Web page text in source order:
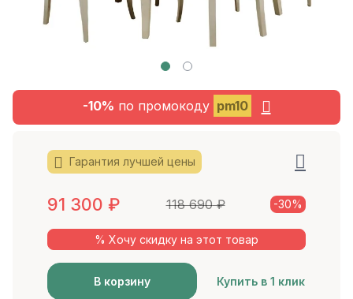
-10% по промокоду pm10
Гарантия лучшей цены
91 300 ₽ 118 690₽ -30%
% Хочу скидку на этот товар
В корзину Купить в 1 клик